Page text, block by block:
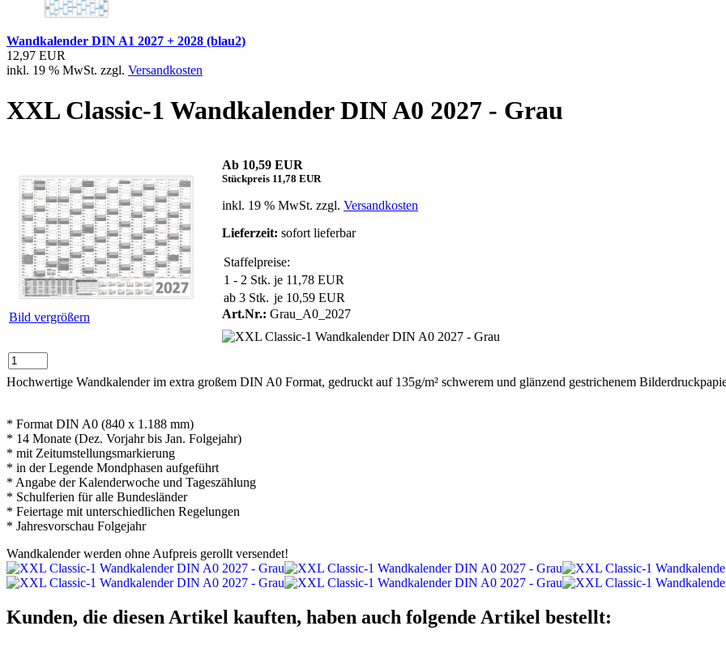
Wandkalender DIN A1 2027 + 2028 (blau2)
12,97 EUR
inkl. 19 % MwSt. zzgl. Versandkosten
XXL Classic-1 Wandkalender DIN A0 2027 - Grau
Bild vergrößern
Ab 10,59 EUR
Stückpreis 11,78 EUR
inkl. 19 % MwSt. zzgl. Versandkosten
Lieferzeit: sofort lieferbar
Staffelpreise:
1 - 2 Stk. je 11,78 EUR
ab 3 Stk. je 10,59 EUR
Art.Nr.: Grau_A0_2027
Hochwertige Wandkalender im extra großem DIN A0 Format, gedruckt auf 135g/m² schwerem und glänzend gestrichenem
* Format DIN A0 (840 x 1.188 mm)
* 14 Monate (Dez. Vorjahr bis Jan. Folgejahr)
* mit Zeitumstellungsmarkierung
* in der Legende Mondphasen aufgeführt
* Angabe der Kalenderwoche und Tageszählung
* Schulferien für alle Bundesländer
* Feiertage mit unterschiedlichen Regelungen
* Jahresvorschau Folgejahr
Wandkalender werden ohne Aufpreis gerollt versendet!
Kunden, die diesen Artikel kauften, haben auch folgende Artikel bestellt: